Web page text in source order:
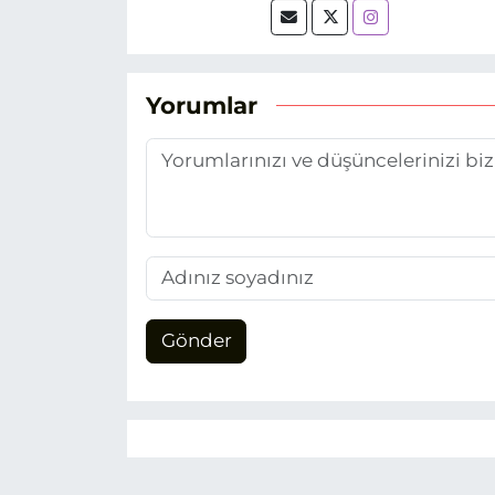
biri olan merak
Yorumlar
Gönder